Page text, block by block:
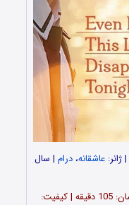
| ژانر:عاشقانه،درام | سال
| زیرنویس فارسی: دارد | زمان: 105 دقیقه | کیفیت: